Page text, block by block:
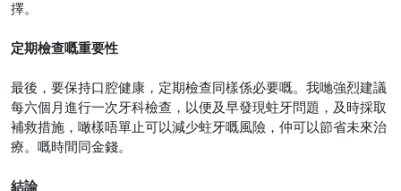
擇。
定期檢查嘅重要性
最後，要保持口腔健康，定期檢查同樣係必要嘅。我哋強烈建議
每六個月進行一次牙科檢查，以便及早發現蛀牙問題，及時採取
補救措施，噉樣唔單止可以減少蛀牙嘅風險，仲可以節省未來治
療。嘅時間同金錢。
結論